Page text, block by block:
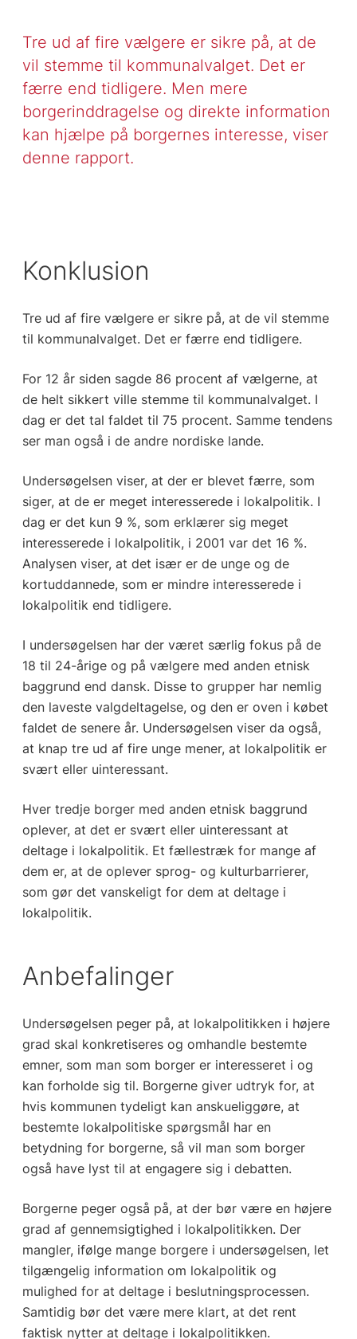
Tre ud af fire vælgere er sikre på, at de
vil stemme til kommunalvalget. Det er
færre end tidligere. Men mere
borgerinddragelse og direkte information
kan hjælpe på borgernes interesse, viser
denne rapport.
Konklusion
Tre ud af fire vælgere er sikre på, at de vil stemme
til kommunalvalget. Det er færre end tidligere.
For 12 år siden sagde 86 procent af vælgerne, at
de helt sikkert ville stemme til kommunalvalget. I
dag er det tal faldet til 75 procent. Samme tendens
ser man også i de andre nordiske lande.
Undersøgelsen viser, at der er blevet færre, som
siger, at de er meget interesserede i lokalpolitik. I
dag er det kun 9 %, som erklærer sig meget
interesserede i lokalpolitik, i 2001 var det 16 %.
Analysen viser, at det især er de unge og de
kortuddannede, som er mindre interesserede i
lokalpolitik end tidligere.
I undersøgelsen har der været særlig fokus på de
18 til 24-årige og på vælgere med anden etnisk
baggrund end dansk. Disse to grupper har nemlig
den laveste valgdeltagelse, og den er oven i købet
faldet de senere år. Undersøgelsen viser da også,
at knap tre ud af fire unge mener, at lokalpolitik er
svært eller uinteressant.
Hver tredje borger med anden etnisk baggrund
oplever, at det er svært eller uinteressant at
deltage i lokalpolitik. Et fællestræk for mange af
dem er, at de oplever sprog- og kulturbarrierer,
som gør det vanskeligt for dem at deltage i
lokalpolitik.
Anbefalinger
Undersøgelsen peger på, at lokalpolitikken i højere
grad skal konkretiseres og omhandle bestemte
emner, som man som borger er interesseret i og
kan forholde sig til. Borgerne giver udtryk for, at
hvis kommunen tydeligt kan anskueliggøre, at
bestemte lokalpolitiske spørgsmål har en
betydning for borgerne, så vil man som borger
også have lyst til at engagere sig i debatten.
Borgerne peger også på, at der bør være en højere
grad af gennemsigtighed i lokalpolitikken. Der
mangler, ifølge mange borgere i undersøgelsen, let
tilgængelig information om lokalpolitik og
mulighed for at deltage i beslutningsprocessen.
Samtidig bør det være mere klart, at det rent
faktisk nytter at deltage i lokalpolitikken.